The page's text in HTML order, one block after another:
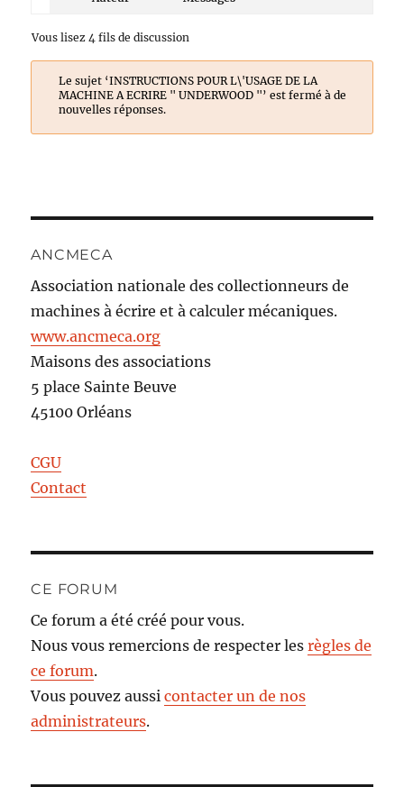
Vous lisez 4 fils de discussion
Le sujet ‘INSTRUCTIONS POUR L\'USAGE DE LA
MACHINE A ECRIRE " UNDERWOOD "’ est fermé à de
nouvelles réponses.
ANCMECA
Association nationale des collectionneurs de
machines à écrire et à calculer mécaniques.
www.ancmeca.org
Maisons des associations
5 place Sainte Beuve
45100 Orléans
CGU
Contact
CE FORUM
Ce forum a été créé pour vous.
Nous vous remercions de respecter lesrègles de
ce forum.
Vous pouvez aussicontacter un de nos
administrateurs.